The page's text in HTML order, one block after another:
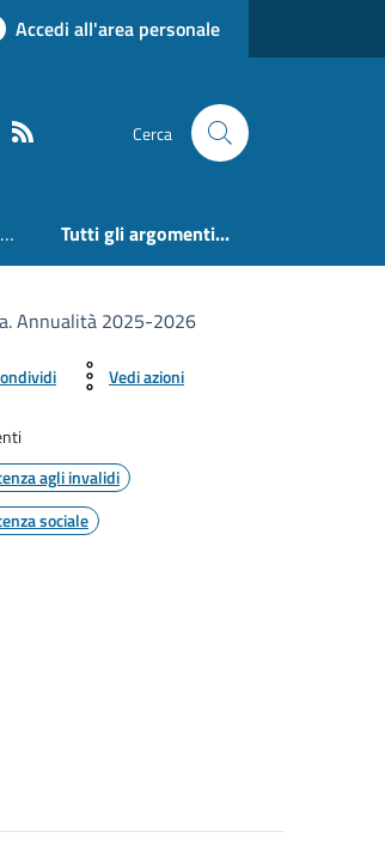
Accedi all'area personale
Cerca
Elezioni Amministrative 24 e 25 Maggio 2026 Tutti gli argomenti...
Annualità 2025-2026
Vedi azioni
agli invalidi
sociale